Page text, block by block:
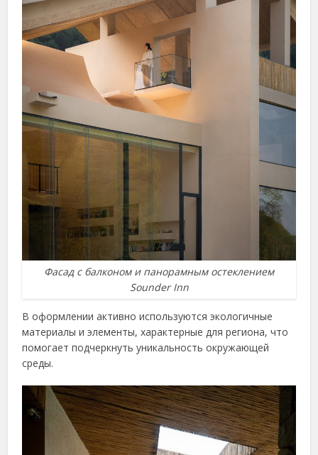
Фасад с балконом и панорамным остеклением
Sounder Inn
В оформлении активно используются экологичные
материалы и элементы, характерные для региона, что
помогает подчеркнуть уникальность окружающей
среды.